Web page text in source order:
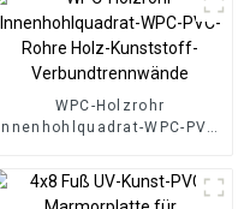
WPC-Holzrohr
Innenhohlquadrat-WPC-PVC-
Verbundtrennwände